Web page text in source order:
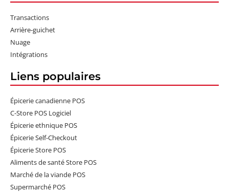
Transactions
Arrière-guichet
Nuage
Intégrations
Liens populaires
Épicerie canadienne POS
C-Store POS Logiciel
Épicerie ethnique POS
Épicerie Self-Checkout
Épicerie Store POS
Aliments de santé Store POS
Marché de la viande POS
Supermarché POS